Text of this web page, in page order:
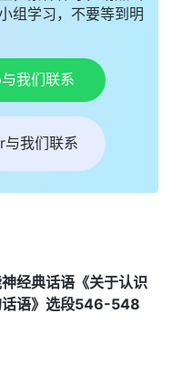
组学习，不要等到明
我们联系
我们联系
经典话语《关于认识
话语》选段546-548